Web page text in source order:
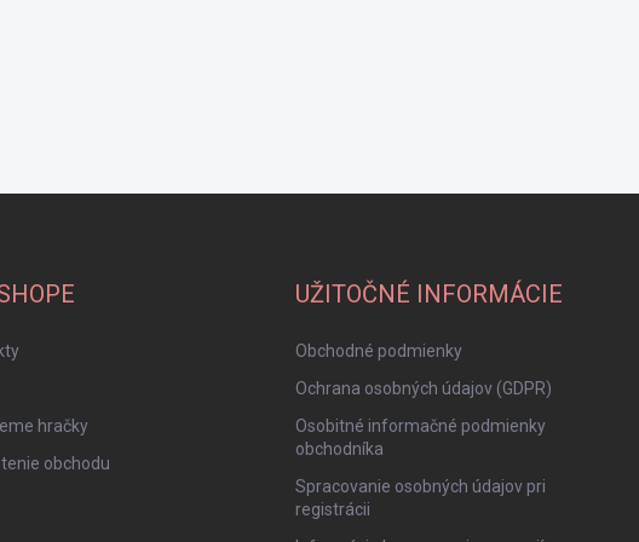
hračky
obchodu
UŽITOČNÉ INFORMÁCIE
Obchodné podmienky
Ochrana osobných údajov (GDPR)
Osobitné informačné podmienky
obchodníka
Spracovanie osobných údajov pri
registrácii